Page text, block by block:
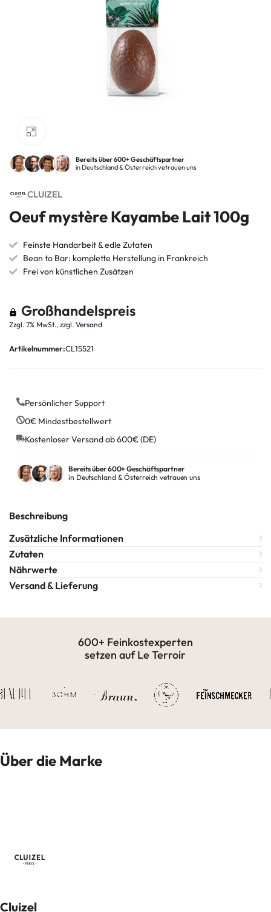
Bereits über 600+ Geschäftspartner
in Deutschland & Österreich vetrauen uns
CLUIZEL
Oeuf mystère Kayambe Lait 100g
Feinste Handarbeit & edle Zutaten
Bean to Bar: komplette Herstellung in Frankreich
Frei von künstlichen Zusätzen
Großhandelspreis
Zzgl. 7% MwSt., zzgl. Versand
Artikelnummer:CL15521
Persönlicher Support
0€ Mindestbestellwert
Kostenloser Versand ab 600€ (DE)
Bereits über 600+ Geschäftspartner
in Deutschland & Österreich vetrauen uns
Beschreibung
Zusätzliche Informationen
Zutaten
Nährwerte
Versand & Lieferung
600+ Feinkostexperten
setzen auf Le Terroir
Über die Marke
Cluizel